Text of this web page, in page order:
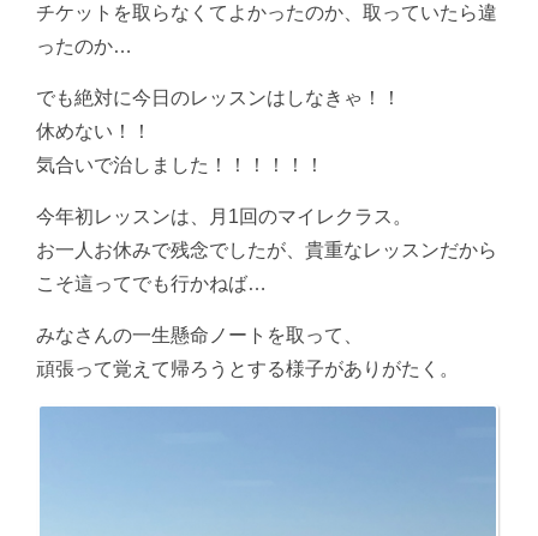
チケットを取らなくてよかったのか、取っていたら違
ったのか…
でも絶対に今日のレッスンはしなきゃ！！
休めない！！
気合いで治しました！！！！！！
今年初レッスンは、月1回のマイレクラス。
お一人お休みで残念でしたが、貴重なレッスンだから
こそ這ってでも行かねば…
みなさんの一生懸命ノートを取って、
頑張って覚えて帰ろうとする様子がありがたく。